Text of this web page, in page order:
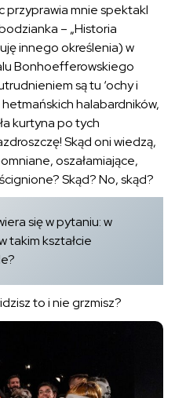
przyprawia mnie spektakl
– „Historia
innego określenia) w
Bonhoefferowskiego
są tu ‘ochy i
halabardników,
kurtyna po tych
Skąd oni wiedzą,
oszałamiające,
Skąd? No, skąd?
się w pytaniu: w
takim kształcie
to i nie grzmisz?